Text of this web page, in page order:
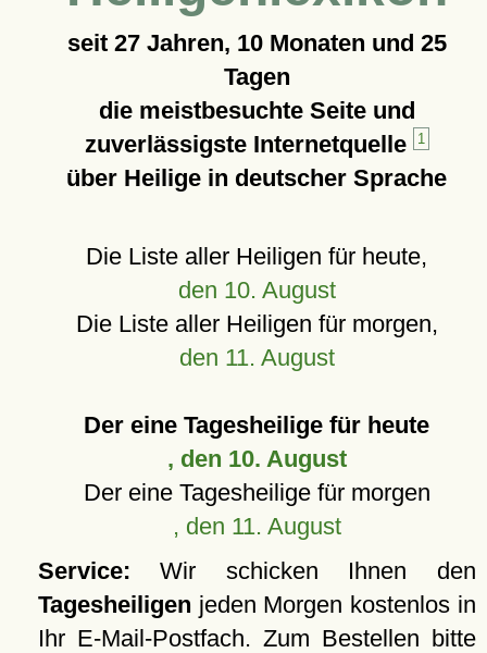
seit 27 Jahren, 10 Monaten und 25
Tagen
die meistbesuchte Seite und
zuverlässigste Internetquelle
1
über Heilige in deutscher Sprache
Die Liste aller Heiligen für heute,
den 10. August
Die Liste aller Heiligen für morgen,
den 11. August
Der eine Tagesheilige für heute
, den 10. August
Der eine Tagesheilige für morgen
, den 11. August
Service: Wir schicken Ihnen den
Tagesheiligen jeden Morgen kostenlos in
Ihr E-Mail-Postfach. Zum Bestellen bitte